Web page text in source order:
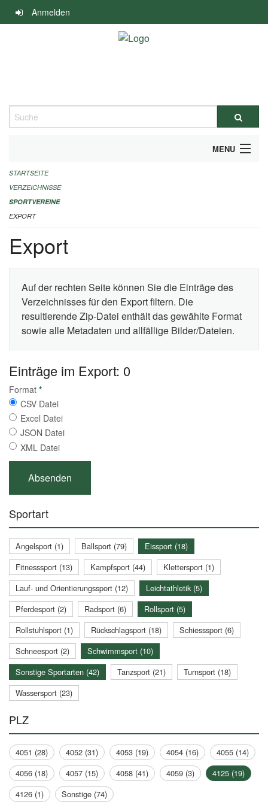
Navigation
überspringen
Anmelden
Suche
MENU
ALLGEMEINE INFORMATIONEN
FINANZIELLE UNTERSTÜTZUNG BENÖTIGT?
KONTAKT
STARTSEITE
VERZEICHNISSE
SPORTVEREINE
EXPORT
Export
Auf der rechten Seite können Sie die Einträge des
Verzeichnisses für den Export filtern. Die
resultierende Zip-Datei enthält das gewählte Format
sowie alle Metadaten und allfällige Bilder/Dateien.
Einträge im Export: 0
Format *
CSV Datei
Excel Datei
JSON Datei
XML Datei
Sportart
Angelsport (1) Ballsport (79)
Eissport (18)
Fitnesssport (13)
Kampfsport (44)
Klettersport (1)
Lauf- und Orientierungssport (12)
Leichtathletik (5)
Pferdesport (2)
Radsport (6)
Rollsport (5)
Rollstuhlsport (1)
Rückschlagsport (18)
Schiesssport (6)
Schneesport (2)
Schwimmsport (10)
Sonstige Sportarten (42)
Tanzsport (21)
Turnsport (18)
Wassersport (23)
PLZ
4051 (28) 4052 (31) 4053 (19) 4054 (16)
4055 (14)
4056 (18)
4057 (15) 4058 (41) 4059 (3)
4125 (19)
4126 (1)
Sonstige (74)